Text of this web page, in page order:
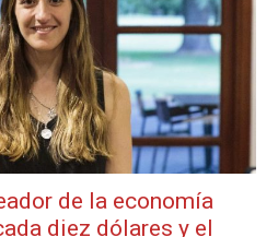
de la economía
diez dólares y el